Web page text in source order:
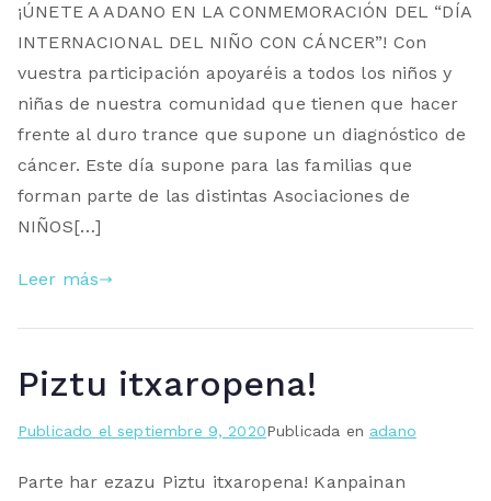
¡ÚNETE A ADANO EN LA CONMEMORACIÓN DEL “DÍA
INTERNACIONAL DEL NIÑO CON CÁNCER”! Con
vuestra participación apoyaréis a todos los niños y
niñas de nuestra comunidad que tienen que hacer
frente al duro trance que supone un diagnóstico de
cáncer. Este día supone para las familias que
forman parte de las distintas Asociaciones de
NIÑOS[…]
Leer más
Piztu itxaropena!
Publicado elseptiembre 9, 2020Publicada en adano
Parte har ezazu Piztu itxaropena! Kanpainan